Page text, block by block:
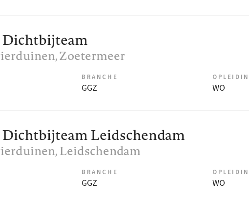
, Zoetermeer
BRANCHE
GGZ WO
Leidschendam
, Leidschendam
BRANCHE
GGZ WO